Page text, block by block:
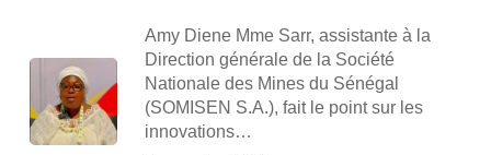
Amy Diene Mme Sarr, assistante à la
Direction générale de la Société
Nationale des Mines du Sénégal
(SOMISEN S.A.), fait le point sur les
innovations…